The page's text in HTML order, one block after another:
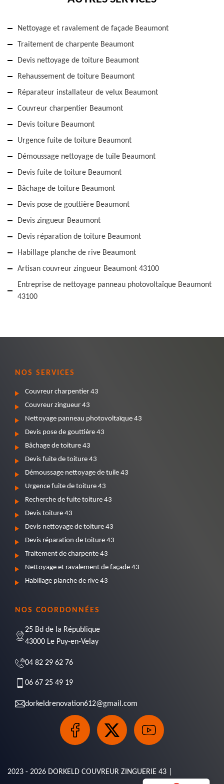
Nettoyage et ravalement de façade Beaumont
Traitement de charpente Beaumont
Devis nettoyage de toiture Beaumont
Rehaussement de toiture Beaumont
Réparateur installateur de velux Beaumont
Couvreur charpentier Beaumont
Devis toiture Beaumont
Urgence fuite de toiture Beaumont
Démoussage nettoyage de tuile Beaumont
Devis fuite de toiture Beaumont
Bâchage de toiture Beaumont
Devis pose de gouttière Beaumont
Devis zingueur Beaumont
Devis réparation de toiture Beaumont
Habillage planche de rive Beaumont
Artisan couvreur zingueur Beaumont 43100
Entreprise de nettoyage panneau photovoltaïque Beaumont
43100
NOS SERVICES
Couvreur charpentier 43
Couvreur zingueur 43
Nettoyage panneau photovoltaïque 43
Devis pose de gouttière 43
Bâchage de toiture 43
Devis fuite de toiture 43
Démoussage nettoyage de tuile 43
Urgence fuite de toiture 43
Recherche de fuite toiture 43
Devis toiture 43
Devis nettoyage de toiture 43
Devis réparation de toiture 43
Traitement de charpente 43
Nettoyage et ravalement de façade 43
Habillage planche de rive 43
NOS COORDONNÉES
25 Bd de la République
43000 Le Puy-en-Velay
04 82 29 62 76
06 67 25 49 19
dorkeldrenovation612@gmail.com
2023 - 2026 DORKELD COUVREUR ZINGUERIE 43 |